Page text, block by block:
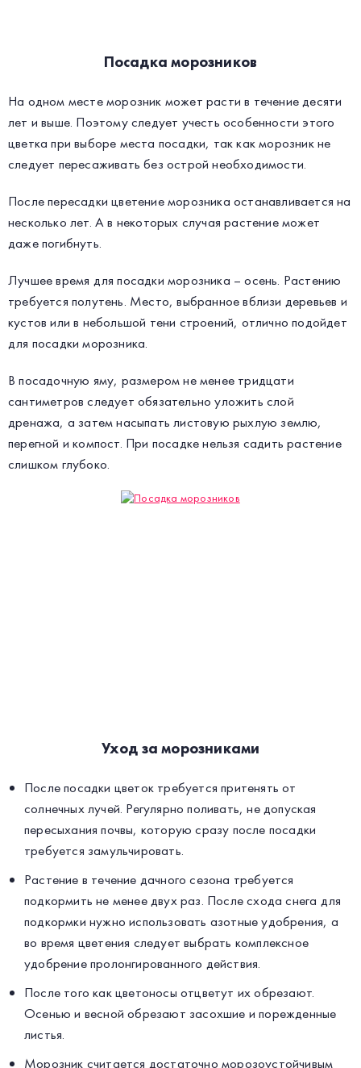
Посадка морозников
На одном месте морозник может расти в течение десяти
лет и выше. Поэтому следует учесть особенности этого
цветка при выборе места посадки, так как морозник не
следует пересаживать без острой необходимости.
После пересадки цветение морозника останавливается на
несколько лет. А в некоторых случая растение может
даже погибнуть.
Лучшее время для посадки морозника – осень. Растению
требуется полутень. Место, выбранное вблизи деревьев и
кустов или в небольшой тени строений, отлично подойдет
для посадки морозника.
В посадочную яму, размером не менее тридцати
сантиметров следует обязательно уложить слой
дренажа, а затем насыпать листовую рыхлую землю,
перегной и компост. При посадке нельзя садить растение
слишком глубоко.
Уход за морозниками
После посадки цветок требуется притенять от
солнечных лучей. Регулярно поливать, не допуская
пересыхания почвы, которую сразу после посадки
требуется замульчировать.
Растение в течение дачного сезона требуется
подкормить не менее двух раз. После схода снега для
подкормки нужно использовать азотные удобрения, а
во время цветения следует выбрать комплексное
удобрение пролонгированного действия.
После того как цветоносы отцветут их обрезают.
Осенью и весной обрезают засохшие и порежденные
листья.
Морозник считается достаточно морозоустойчивым